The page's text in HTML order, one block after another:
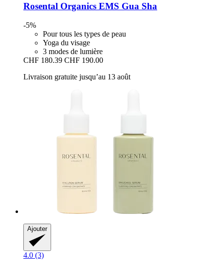
Rosental Organics EMS Gua Sha
-5%
Pour tous les types de peau
Yoga du visage
3 modes de lumière
CHF 180.39 CHF 190.00
Livraison gratuite jusqu’au 13 août
Ajouter
4.0 (3)